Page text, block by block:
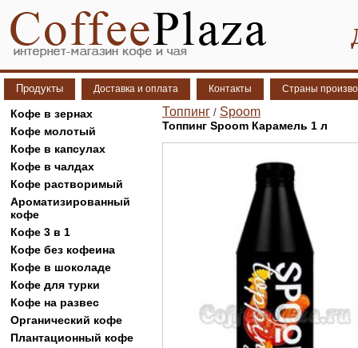
Продукты Доставка и оплата Контакты Страны
Кофе в зернах
Кофе молотый
Кофе в капсулах
Кофе в чалдах
Кофе растворимый
Ароматизированный
кофе
Кофе 3 в 1
Кофе без кофеина
Кофе в шоколаде
Кофе для турки
Кофе на развес
Органический кофе
Плантационный кофе
Топпинг / Spoom
Топпинг Spoom Карамель 1 л